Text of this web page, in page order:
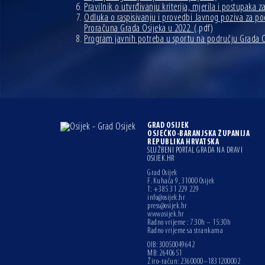
Pravilnik o utvrđivanju kriterija, mjerila i postupaka
Odluka o raspisivanju i provedbi Javnog poziva za
Proračuna Grada Osijeka u 2022. (.pdf)
Program javnih potreba u sportu na području Grada
GRAD OSIJEK
OSJEČKO-BARANJSKA ŽUPANIJA
REPUBLIKA HRVATSKA
SLUŽBENI PORTAL GRADA NA DRAVI
OSIJEK.HR
Grad Osijek
F. Kuhača 9, 31000 Osijek
T: +385 31 229 229
info@osijek.hr
press@osijek.hr
www.osijek.hr
Radno vrijeme : 7:30h – 15:30h
Radno vrijeme sa strankama
OIB: 30050049642
MB: 2640651
Žiro-račun: 2360000–1831200002